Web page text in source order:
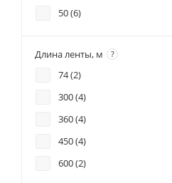
50 (6)
57 (2)
60 (14
64 (2)
70 (5)
75 (5)
80 (12)
Длина ленты, м ?
74 (2)
300 (4)
360 (4)
450 (4)
600 (2)